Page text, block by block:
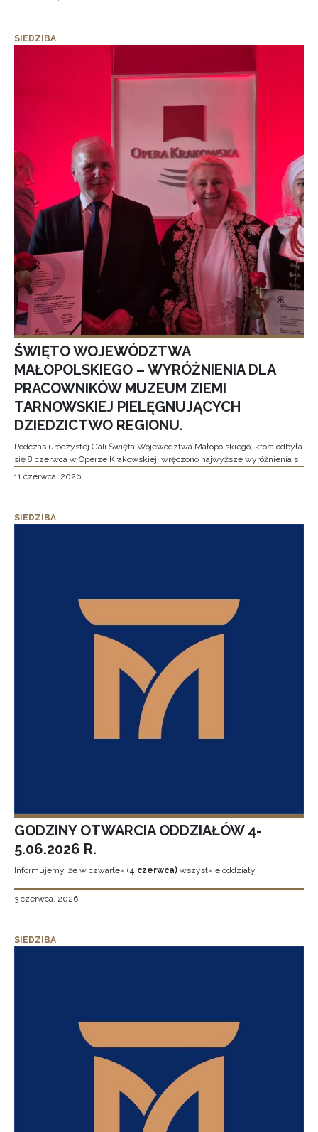
SIEDZIBA
ŚWIĘTO WOJEWÓDZTWA
MAŁOPOLSKIEGO – WYRÓŻNIENIA DLA
PRACOWNIKÓW MUZEUM ZIEMI
TARNOWSKIEJ PIELĘGNUJĄCYCH
DZIEDZICTWO REGIONU.
Podczas uroczystej Gali Święta Województwa Małopolskiego, która odbyła
się 8 czerwca w Operze Krakowskiej, wręczono najwyższe wyróżnienia s
11 czerwca, 2026
SIEDZIBA
GODZINY OTWARCIA ODDZIAŁÓW 4-
5.06.2026 R.
Informujemy, że w czwartek (4 czerwca) wszystkie oddziały
3 czerwca, 2026
SIEDZIBA